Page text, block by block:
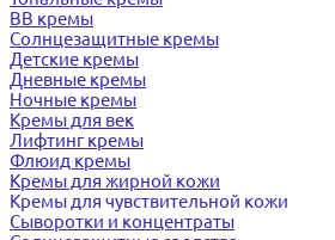
BB кремы
Солнцезащитные кремы
Детские кремы
Дневные кремы
Ночные кремы
Кремы для век
Лифтинг кремы
Флюид кремы
Кремы для жирной кожи
Кремы для чувствительной кожи
Сыворотки и концентраты